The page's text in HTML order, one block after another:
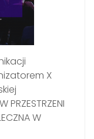
X
W